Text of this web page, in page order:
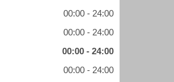
00:00 - 24:00
00:00 - 24:00
00:00 - 24:00
00:00 - 24:00